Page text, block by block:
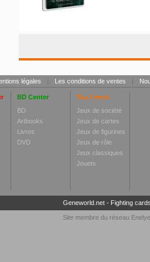
légales | Les conditions de ventes |
BD Center
BD
Artbooks
Livres
DVD
Toy Center
Jeux de société
Jeux de cartes
Jeux de figurines
Jeux de rôle
Jeux classiques
Jouets
Geneworld.net- Fighting
Site membre du réseau Enelye